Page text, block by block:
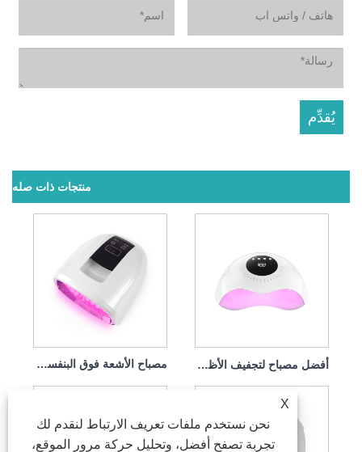
منتجات ذات صله
مصباح الأشعة فوق البنفسجية لمجفف الأظافر القابل لإعادة الشحن بقوة 90 وات أفضل مصباح لتجفيف الأظافر قابل لإعادة الشحن بقوة 120 وات
X
نحن نستخدم ملفات تعريف الارتباط لنقدم لك
تجربة تصفح أفضل، وتحليل حركة مرور الموقع،